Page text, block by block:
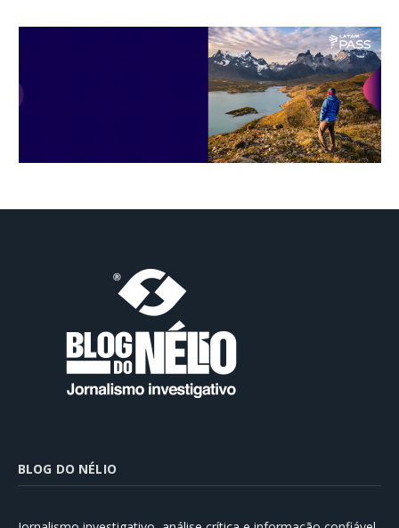
BLOG DO NÉLIO